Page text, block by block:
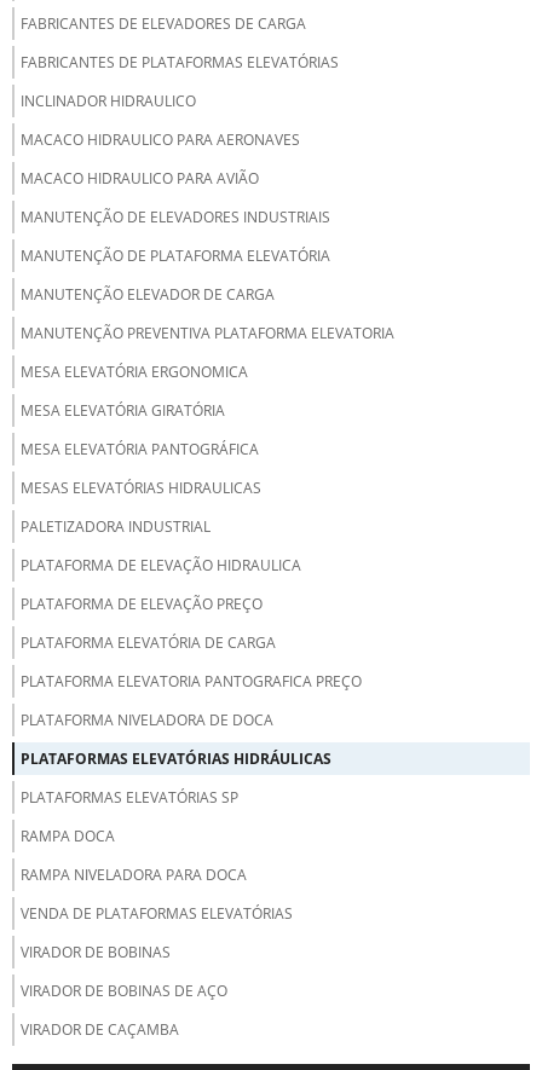
FABRICANTES DE ELEVADORES DE CARGA
FABRICANTES DE PLATAFORMAS ELEVATÓRIAS
INCLINADOR HIDRAULICO
MACACO HIDRAULICO PARA AERONAVES
MACACO HIDRAULICO PARA AVIÃO
MANUTENÇÃO DE ELEVADORES INDUSTRIAIS
MANUTENÇÃO DE PLATAFORMA ELEVATÓRIA
MANUTENÇÃO ELEVADOR DE CARGA
MANUTENÇÃO PREVENTIVA PLATAFORMA ELEVATORIA
MESA ELEVATÓRIA ERGONOMICA
MESA ELEVATÓRIA GIRATÓRIA
MESA ELEVATÓRIA PANTOGRÁFICA
MESAS ELEVATÓRIAS HIDRAULICAS
PALETIZADORA INDUSTRIAL
PLATAFORMA DE ELEVAÇÃO HIDRAULICA
PLATAFORMA DE ELEVAÇÃO PREÇO
PLATAFORMA ELEVATÓRIA DE CARGA
PLATAFORMA ELEVATORIA PANTOGRAFICA PREÇO
PLATAFORMA NIVELADORA DE DOCA
PLATAFORMAS ELEVATÓRIAS HIDRÁULICAS
PLATAFORMAS ELEVATÓRIAS SP
RAMPA DOCA
RAMPA NIVELADORA PARA DOCA
VENDA DE PLATAFORMAS ELEVATÓRIAS
VIRADOR DE BOBINAS
VIRADOR DE BOBINAS DE AÇO
VIRADOR DE CAÇAMBA